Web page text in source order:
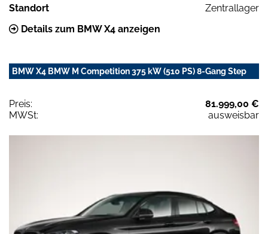
Standort
Zentrallager
Details zum BMW X4 anzeigen
BMW X4 BMW M Competition 375 kW (510 PS) 8-Gang Step
Preis:
81.999,00 €
MWSt:
ausweisbar